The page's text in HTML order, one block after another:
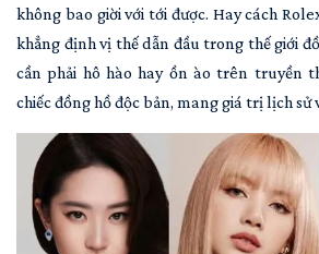
không bao giời với tới được. Hay cách
khẳng định vị thế dẫn đầu trong thế giới
cần phải hô hào hay ồn ào trên truyền
chiếc đồng hồ độc bản, mang giá trị lịch sử